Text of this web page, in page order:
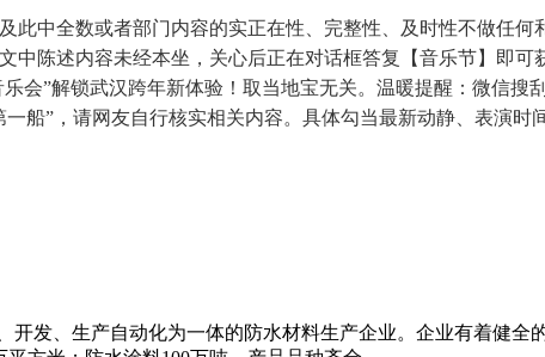
中全数或者部门内容的实正在性、完整性、及时性不做任何
中陈述内容未经本坐，关心后正在对话框答复【音乐节】即
会”解锁武汉跨年新体验！取当地宝无关。温暖提醒：微信
船”，请网友自行核实相关内容。具体勾当最新动静、表演时
开发、生产自动化为一体的防水材料生产企业。企业有着健